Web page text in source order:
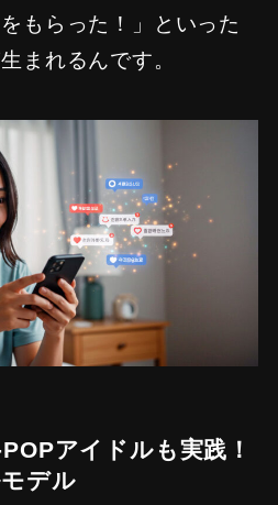
もらった！」といった
まれるんです。
アイドルも実践！
デル